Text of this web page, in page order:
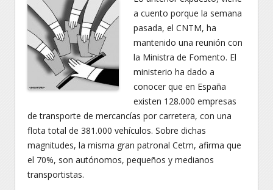
a cuento porque la semana
pasada, el CNTM, ha
mantenido una reunión con
la Ministra de Fomento. El
ministerio ha dado a
conocer que en España
existen 128.000 empresas
de transporte de mercancías por carretera, con una
flota total de 381.000 vehículos. Sobre dichas
magnitudes, la misma gran patronal Cetm, afirma que
el 70%, son autónomos, pequeños y medianos
transportistas.